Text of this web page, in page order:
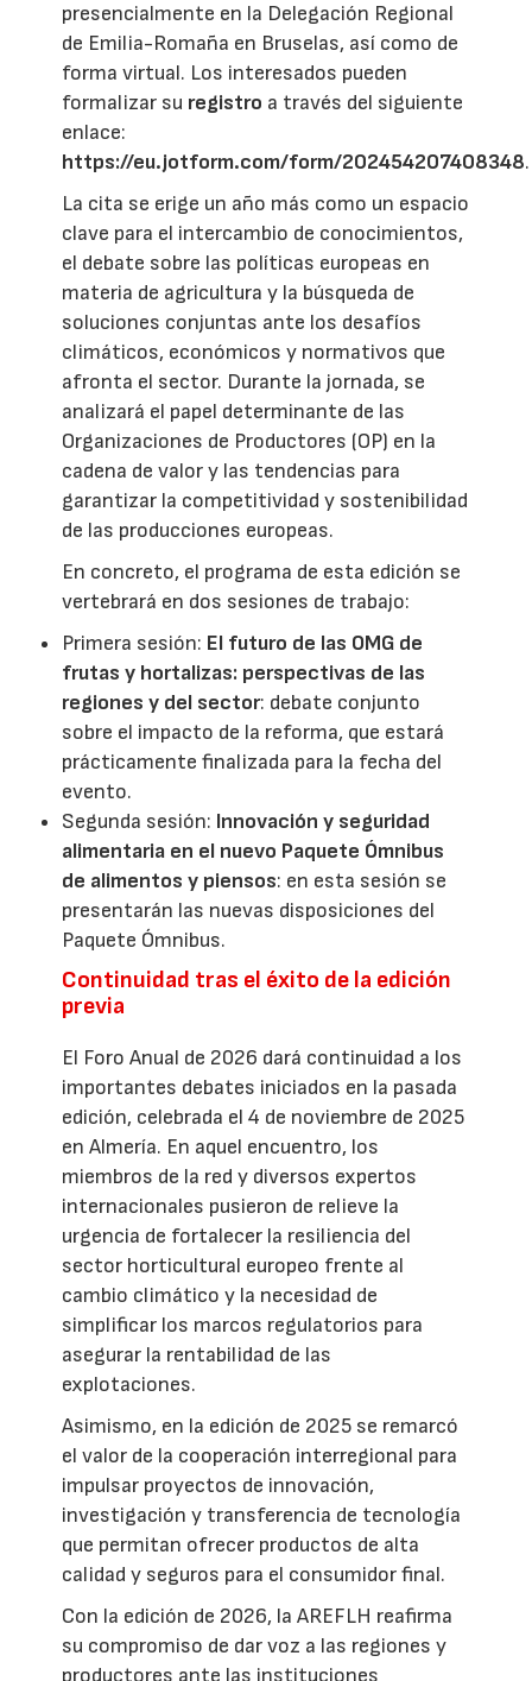
presencialmente en la Delegación Regional
de Emilia-Romaña en Bruselas, así como de
forma virtual. Los interesados pueden
formalizar su registro a través del siguiente
enlace:
https://eu.jotform.com/form/202454207408348.
La cita se erige un año más como un espacio
clave para el intercambio de conocimientos,
el debate sobre las políticas europeas en
materia de agricultura y la búsqueda de
soluciones conjuntas ante los desafíos
climáticos, económicos y normativos que
afronta el sector. Durante la jornada, se
analizará el papel determinante de las
Organizaciones de Productores (OP) en la
cadena de valor y las tendencias para
garantizar la competitividad y sostenibilidad
de las producciones europeas.
En concreto, el programa de esta edición se
vertebrará en dos sesiones de trabajo:
Primera sesión: El futuro de las OMG de
frutas y hortalizas: perspectivas de las
regiones y del sector: debate conjunto
sobre el impacto de la reforma, que estará
prácticamente finalizada para la fecha del
evento.
Segunda sesión: Innovación y seguridad
alimentaria en el nuevo Paquete Ómnibus
de alimentos y piensos: en esta sesión se
presentarán las nuevas disposiciones del
Paquete Ómnibus.
Continuidad tras el éxito de la edición
previa
El Foro Anual de 2026 dará continuidad a los
importantes debates iniciados en la pasada
edición, celebrada el 4 de noviembre de 2025
en Almería. En aquel encuentro, los
miembros de la red y diversos expertos
internacionales pusieron de relieve la
urgencia de fortalecer la resiliencia del
sector horticultural europeo frente al
cambio climático y la necesidad de
simplificar los marcos regulatorios para
asegurar la rentabilidad de las
explotaciones.
Asimismo, en la edición de 2025 se remarcó
el valor de la cooperación interregional para
impulsar proyectos de innovación,
investigación y transferencia de tecnología
que permitan ofrecer productos de alta
calidad y seguros para el consumidor final.
Con la edición de 2026, la AREFLH reafirma
su compromiso de dar voz a las regiones y